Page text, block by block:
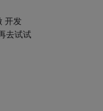
开发
去试试